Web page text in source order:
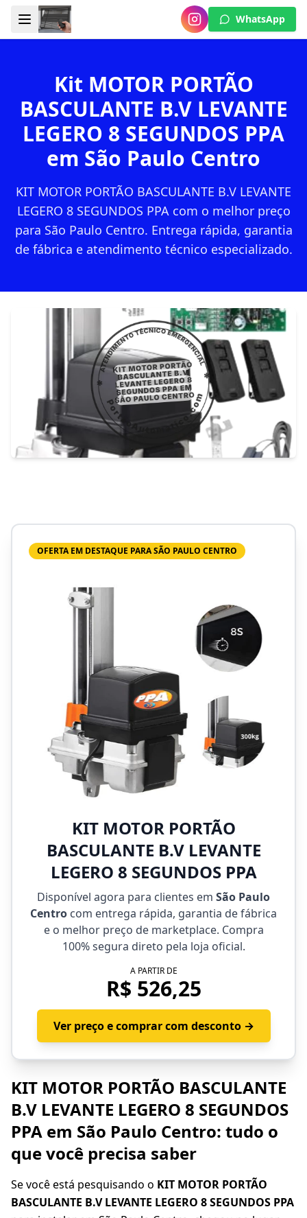
WhatsApp
Kit MOTOR PORTÃO
BASCULANTE B.V LEVANTE
LEGERO 8 SEGUNDOS PPA
em São Paulo Centro
KIT MOTOR PORTÃO BASCULANTE B.V LEVANTE
LEGERO 8 SEGUNDOS PPA com o melhor preço
para São Paulo Centro. Entrega rápida, garantia
de fábrica e atendimento técnico especializado.
OFERTA EM DESTAQUE PARA SÃO PAULO CENTRO
KIT MOTOR PORTÃO
BASCULANTE B.V LEVANTE
LEGERO 8 SEGUNDOS PPA
Disponível agora para clientes em São Paulo
Centro com entrega rápida, garantia de fábrica
e o melhor preço de marketplace. Compra
100% segura direto pela loja oficial.
A PARTIR DE
R$ 526,25
Ver preço e comprar com desconto →
KIT MOTOR PORTÃO BASCULANTE
B.V LEVANTE LEGERO 8 SEGUNDOS
PPA em São Paulo Centro: tudo o
que você precisa saber
Se você está pesquisando o KIT MOTOR PORTÃO
BASCULANTE B.V LEVANTE LEGERO 8 SEGUNDOS PPA